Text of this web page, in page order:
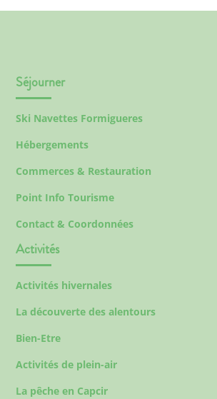
Séjourner
Ski Navettes Formigueres
Hébergements
Commerces & Restauration
Point Info Tourisme
Contact & Coordonnées
Activités
Activités hivernales
La découverte des alentours
Bien-Etre
Activités de plein-air
La pêche en Capcir